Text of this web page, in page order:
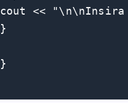
cout << "\n\nInsira
}
}